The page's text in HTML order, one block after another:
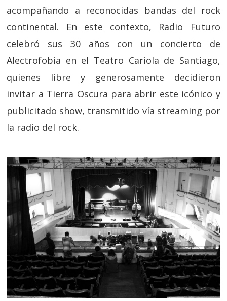
acompañando a reconocidas bandas del rock
continental. En este contexto, Radio Futuro
celebró sus 30 años con un concierto de
Alectrofobia en el Teatro Cariola de Santiago,
quienes libre y generosamente decidieron
invitar a Tierra Oscura para abrir este icónico y
publicitado show, transmitido vía streaming por
la radio del rock.